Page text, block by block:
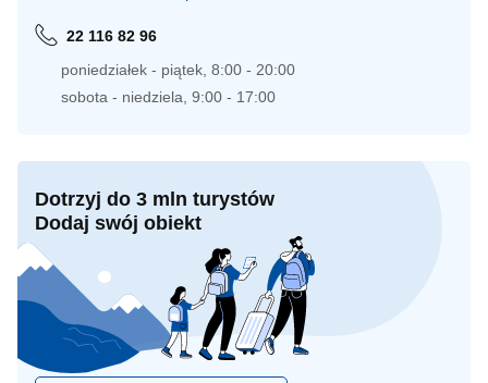
22 116 82 96
poniedziałek - piątek, 8:00 - 20:00
sobota - niedziela, 9:00 - 17:00
Dotrzyj do 3 mln turystów
Dodaj swój obiekt